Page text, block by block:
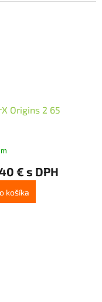
Origins 2 65
€ s DPH
košíka